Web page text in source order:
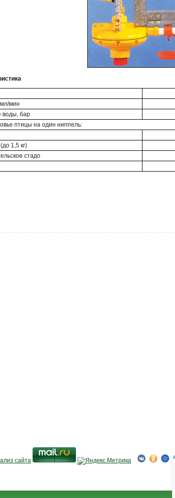
мин
воды, бар
птицы на один ниппель:
1,5 кг)
стадо